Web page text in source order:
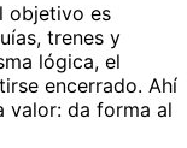
objetivo es
trenes y
lógica, el
encerrado. Ahí
valor: da forma al